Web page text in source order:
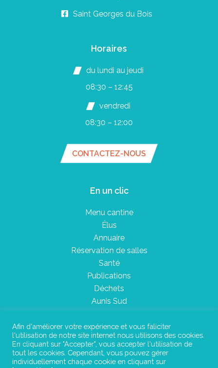
Saint Georges du Bois
Horaires
du lundi au jeudi
08:30 – 12:45
vendredi
08:30 – 12:00
CONTACTEZ-NOUS
En un clic
Menu cantine
Élus
Annuaire
Réservation de salles
Santé
Publications
Déchets
Aunis Sud
Plan du site
Mentions légales
Afin d'améliorer votre expérience et vous faliciter
l'utilisation de notre site internet nous utilisons des cookies.
En cliquant sur "Accepter", vous accepter l'utilisation de
tout les cookies. Cependant, vous pouvez gérer
individuellement chaque cookie en cliquant sur